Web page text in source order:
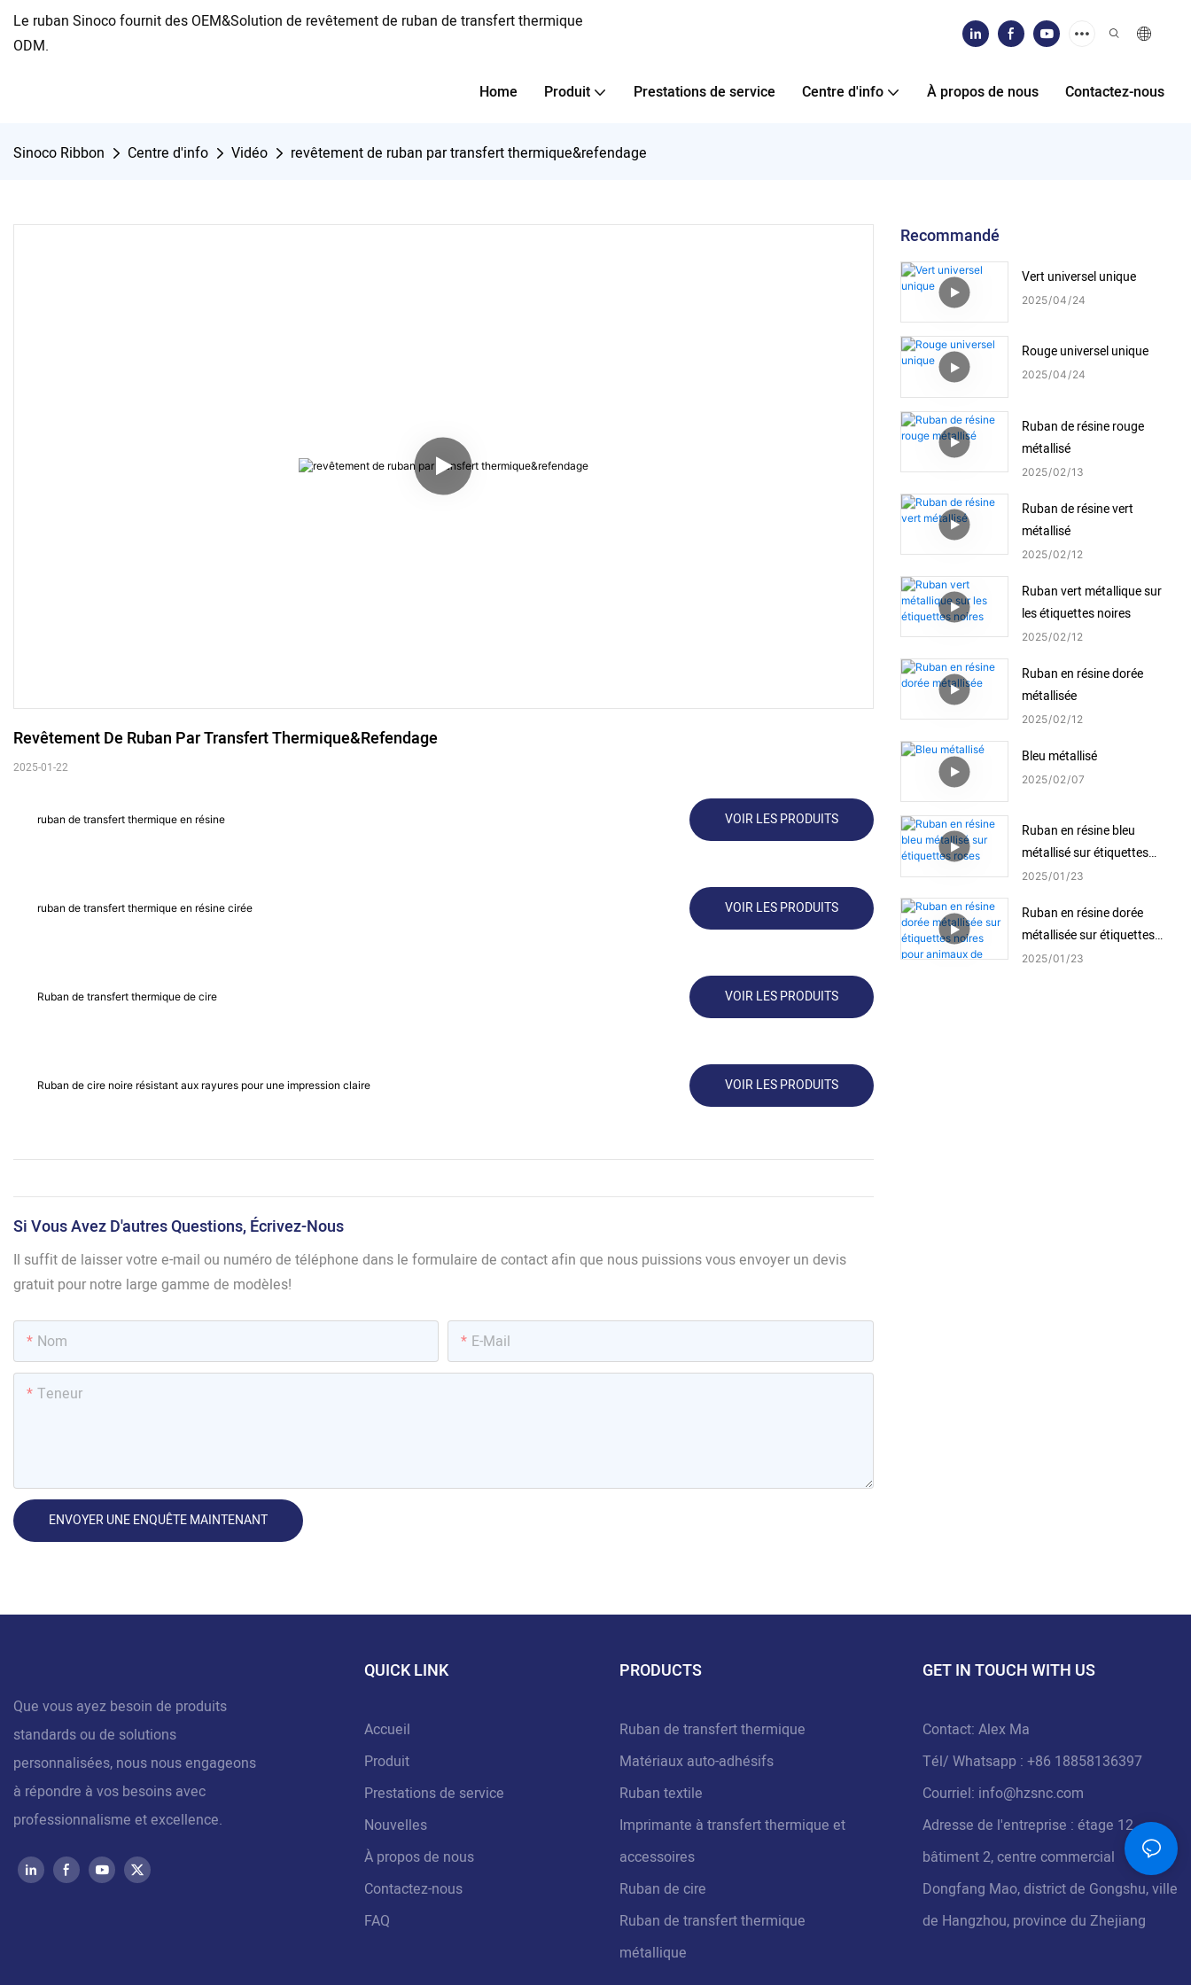
Le ruban Sinoco fournit des OEM&Solution de revêtement de ruban de transfert thermique
ODM.
Home Produit Prestations de service Centre d'info À propos de nous Contactez-nous
Sinoco Ribbon Centre d'info Vidéo revêtement de ruban par transfert thermique&refendage
Revêtement De Ruban Par Transfert Thermique&refendage
2025-01-22
ruban de transfert thermique en résine VOIR LES PRODUITS
ruban de transfert thermique en résine cirée VOIR LES PRODUITS
Ruban de transfert thermique de cire VOIR LES PRODUITS
Ruban de cire noire résistant aux rayures pour une impression claire VOIR LES PRODUITS
Si Vous Avez D'autres Questions, Écrivez-Nous
Il suffit de laisser votre e-mail ou numéro de téléphone dans le formulaire de contact afin que nous puissions vous envoyer un devis
gratuit pour notre large gamme de modèles!
Nom E-Mail
Teneur
ENVOYER UNE ENQUÊTE MAINTENANT
Recommandé
Vert universel unique
2025 04 24
Rouge universel unique
2025 04 24
Ruban de résine rouge
métallisé
2025 02 13
Ruban de résine vert
métallisé
2025 02 12
Ruban vert métallique sur
les étiquettes noires
2025 02 12
Ruban en résine dorée
métallisée
2025 02 12
Bleu métallisé
2025 02 07
Ruban en résine bleu
métallisé sur étiquettes
roses
2025 01 23
Ruban en résine dorée
métallisée sur étiquettes
noires pour animaux de
2025 01 23
Que vous ayez besoin de produits
standards ou de solutions
personnalisées, nous nous engageons
à répondre à vos besoins avec
professionnalisme et excellence.
QUICK LINK
Accueil
Produit
Prestations de service
Nouvelles
À propos de nous
Contactez-nous
FAQ
PRODUCTS
Ruban de transfert thermique
Matériaux auto-adhésifs
Ruban textile
Imprimante à transfert thermique et
accessoires
Ruban de cire
Ruban de transfert thermique
métallique
GET IN TOUCH WITH US
Contact: Alex Ma
Tél/ Whatsapp : +86 18858136397
Courriel: info@hzsnc.com
Adresse de l'entreprise : étage 12,
bâtiment 2, centre commercial
Dongfang Mao, district de Gongshu, ville
de Hangzhou, province du Zhejiang